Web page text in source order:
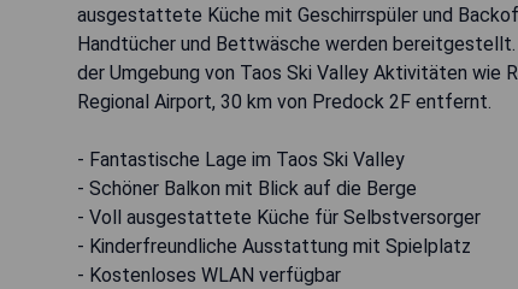
ausgestattete Küche mit Geschirrspüler und
Handtücher und Bettwäsche werden
der Umgebung von Taos Ski Valley Aktivitäten wie
Regional Airport, 30 km von Predock 2F entfernt.
- Fantastische Lage im Taos Ski Valley
- Schöner Balkon mit Blick auf die Berge
- Voll ausgestattete Küche für Selbstversorger
- Kinderfreundliche Ausstattung mit Spielplatz
- Kostenloses WLAN verfügbar